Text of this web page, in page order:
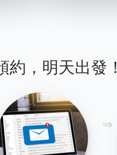
約，明天出發！